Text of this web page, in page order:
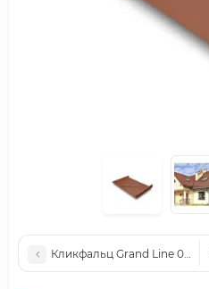
Кликфальц Grand Line 0,5